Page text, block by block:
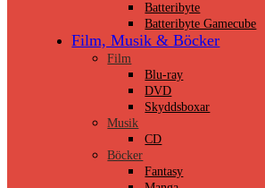
Batteribyte
Batteribyte Gamecube
Film, Musik & Böcker
Film
Blu-ray
DVD
Skyddsboxar
Musik
CD
Böcker
Fantasy